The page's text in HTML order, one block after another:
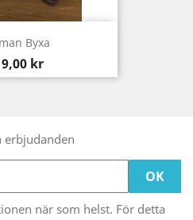
Byxa
kr
erbjudanden
när som helst. För detta